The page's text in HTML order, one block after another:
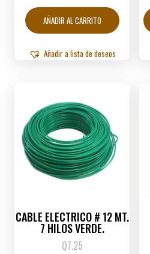
AÑADIR AL CARRITO
Añadir a lista de deseos
CABLE ELECTRICO # 12 MT.
7 HILOS VERDE.
Q7.25